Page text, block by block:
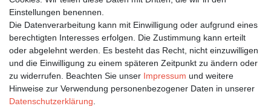
Hiermit bestätige ich, dass ich die
Einwilligung kann ich jederzeit widerrufen.**
Abonnieren
** Hierbei handelt es sich um ein Pflichtfeld.
Einstellungen benennen.
Die Datenverarbeitung kann mit Einwilligung oder aufgrund eines
berechtigten Interesses erfolgen. Die Zustimmung kann erteilt
oder abgelehnt werden. Es besteht das Recht, nicht einzuwilligen
und die Einwilligung zu einem späteren Zeitpunkt zu ändern oder
zu widerrufen. Beachten Sie unser Impressum und weitere
Hinweise zur Verwendung personenbezogener Daten in unserer
Daten­schutz­erklärung